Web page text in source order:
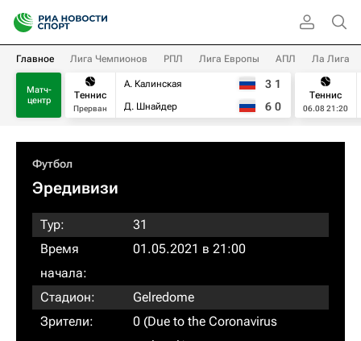
Главное Лига Чемпионов РПЛ Лига Европы АПЛ Ла Лига
Матч-
центр
Теннис
Прерван
А. Калинская
Д. Шнайдер
3 1
6 0
Теннис
06.08 21:20
Футбол
Эредивизи
Тур:
31
Время
начала:
01.05.2021 в 21:00
Стадион:
Gelredome
Зрители:
0 (Due to the Coronavirus